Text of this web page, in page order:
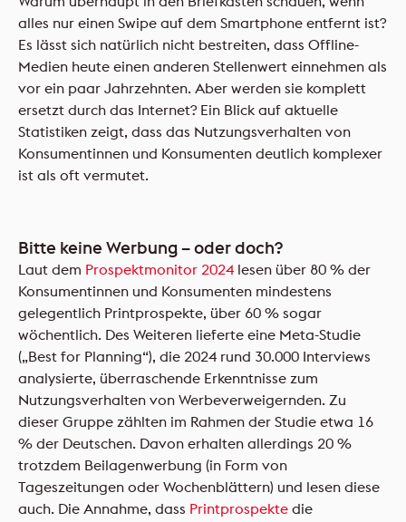
alles nur einen Swipe auf dem Smartphone entfernt ist?
Es lässt sich natürlich nicht bestreiten, dass Offline-
Medien heute einen anderen Stellenwert einnehmen als
vor ein paar Jahrzehnten. Aber werden sie komplett
ersetzt durch das Internet? Ein Blick auf aktuelle
Statistiken zeigt, dass das Nutzungsverhalten von
Konsumentinnen und Konsumenten deutlich komplexer
ist als oft vermutet.
Bitte keine Werbung – oder doch?
Laut dem Prospektmonitor 2024lesen über 80 % der
Konsumentinnen und Konsumenten mindestens
gelegentlich Printprospekte, über 60 % sogar
wöchentlich. Des Weiteren lieferte eine Meta-Studie
(„Best for Planning“), die 2024 rund 30.000 Interviews
analysierte, überraschende Erkenntnisse zum
Nutzungsverhalten von Werbeverweigernden. Zu
dieser Gruppe zählten im Rahmen der Studie etwa 16
% der Deutschen. Davon erhalten allerdings 20 %
trotzdem Beilagenwerbung (in Form von
Tageszeitungen oder Wochenblättern) und lesen diese
auch. Die Annahme, dass Printprospekte die